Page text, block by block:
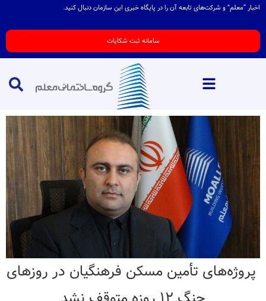
اخبار “معلم” و شرکت‌های تابعه آن را در پایگاه خبری این سازمان دنبال کنید.
سامانه ثبت شکایات
‍ پروژه‌های تأمین مسکن فرهنگیان در روزهای